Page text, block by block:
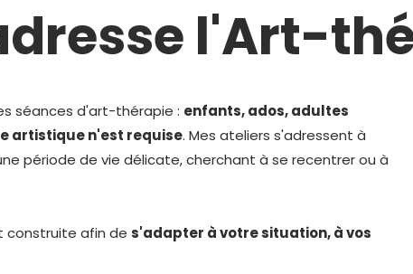
l'Art-
séances d'art-thérapie : enfants, ados, adultes
artistique n'est requise. Mes ateliers s'adressent à
période de vie délicate, cherchant à se recentrer ou à
construite afin de s'adapter à votre situation, à vos